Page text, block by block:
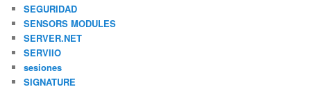
SEGURIDAD
SENSORS MODULES
SERVER.NET
SERVIIO
sesiones
SIGNATURE